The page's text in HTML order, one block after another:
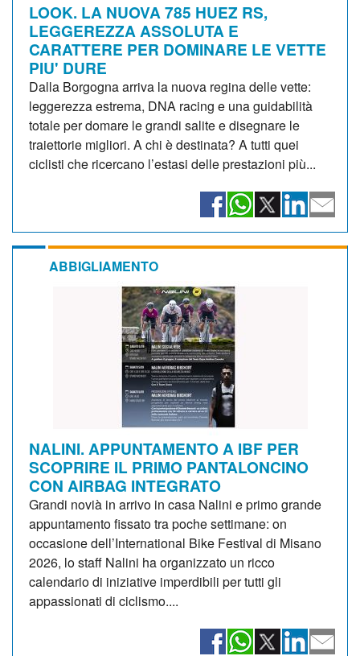
LOOK. LA NUOVA 785 HUEZ RS,
LEGGEREZZA ASSOLUTA E
CARATTERE PER DOMINARE LE VETTE
PIU' DURE
Dalla Borgogna arriva la nuova regina delle vette:
leggerezza estrema, DNA racing e una guidabilità
totale per domare le grandi salite e disegnare le
traiettorie migliori. A chi è destinata? A tutti quei
ciclisti che ricercano l’estasi delle prestazioni più...
ABBIGLIAMENTO
NALINI. APPUNTAMENTO A IBF PER
SCOPRIRE IL PRIMO PANTALONCINO
CON AIRBAG INTEGRATO
Grandi novià in arrivo in casa Nalini e primo grande
appuntamento fissato tra poche settimane: on
occasione dell’International Bike Festival di Misano
2026, lo staff Nalini ha organizzato un ricco
calendario di iniziative imperdibili per tutti gli
appassionati di ciclismo....